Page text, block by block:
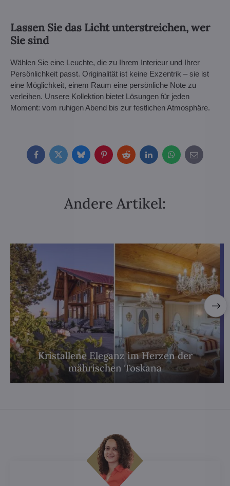
Lassen Sie das Licht unterstreichen, wer
Sie sind
Wählen Sie eine Leuchte, die zu Ihrem Interieur und Ihrer
Persönlichkeit passt. Originalität ist keine Exzentrik – sie ist
eine Möglichkeit, einem Raum eine persönliche Note zu
verleihen. Unsere Kollektion bietet Lösungen für jeden
Moment: vom ruhigen Abend bis zur festlichen Atmosphäre.
FacebookTwitterBlueskyPinterestRedditLinkedInWhatsApp
E-
mail
Andere Artikel:
Kristallene Eleganz im Herzen der
mährischen Toskana